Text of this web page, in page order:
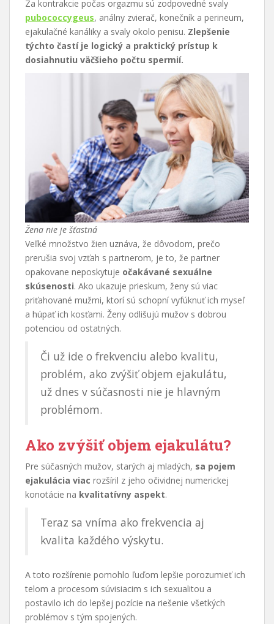
Za kontrakcie počas orgazmu sú zodpovedné svaly
pubococcygeus, análny zvierač, konečník a perineum,
ejakulačné kanáliky a svaly okolo penisu. Zlepšenie
týchto častí je logický a praktický prístup k
dosiahnutiu väčšieho počtu spermií.
Žena nie je šťastná
Veľké množstvo žien uznáva, že dôvodom, prečo
prerušia svoj vzťah s partnerom, je to, že partner
opakovane neposkytuje očakávané sexuálne
skúsenosti. Ako ukazuje prieskum, ženy sú viac
priťahované mužmi, ktorí sú schopní vyfúknuť ich myseľ
a húpať ich kosťami. Ženy odlišujú mužov s dobrou
potenciou od ostatných.
Či už ide o frekvenciu alebo kvalitu,
problém, ako zvýšiť objem ejakulátu,
už dnes v súčasnosti nie je hlavným
problémom.
Ako zvýšiť objem ejakulátu?
Pre súčasných mužov, starých aj mladých, sa pojem
ejakulácia viac rozšíril z jeho očividnej numerickej
konotácie na kvalitatívny aspekt.
Teraz sa vníma ako frekvencia aj
kvalita každého výskytu.
A toto rozšírenie pomohlo ľuďom lepšie porozumieť ich
telom a procesom súvisiacim s ich sexualitou a
postavilo ich do lepšej pozície na riešenie všetkých
problémov s tým spojených.